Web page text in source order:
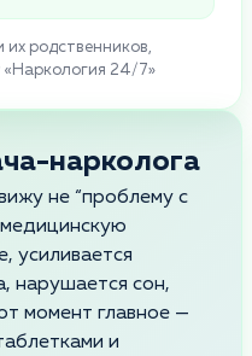
их родственников,
«Наркология 24/7»
нарколога
не “проблему с
усиливается
нарушается сон,
момент главное —
и